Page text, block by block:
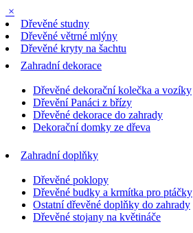
×
Dřevěné studny
Dřevěné větrné mlýny
Dřevěné kryty na šachtu
Zahradní dekorace
Dřevěné dekorační kolečka a vozíky
Dřevění Panáci z břízy
Dřevěné dekorace do zahrady
Dekorační domky ze dřeva
Zahradní doplňky
Dřevěné poklopy
Dřevěné budky a krmítka pro ptáčky
Ostatní dřevěné doplňky do zahrady
Dřevěné stojany na květináče